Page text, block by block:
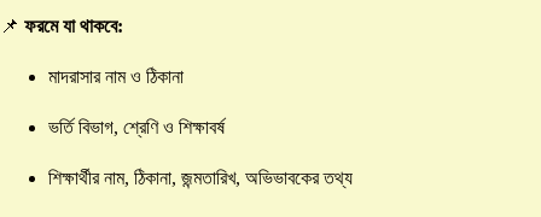
📌 ফরমে যা থাকবে:
মাদরাসার নাম ও ঠিকানা
ভর্তি বিভাগ, শ্রেণি ও শিক্ষাবর্ষ
শিক্ষার্থীর নাম, ঠিকানা, জন্মতারিখ, অভিভাবকের তথ্য